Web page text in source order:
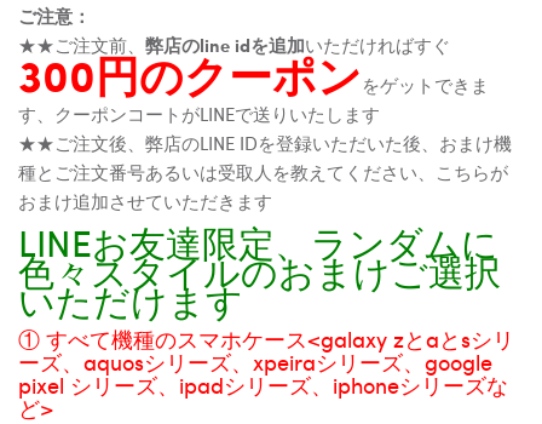
ご注意：
★★ご注文前、 弊店のline idを追加いただければすぐ
300円のクーポンをゲットできま
す、クーポンコートがLINEで送りいたします
★★ご注文後、弊店のLINE IDを登録いただいた後、おまけ機
種とご注文番号あるいは受取人を教えてください、こちらが
おまけ追加させていただきます
LINEお友達限定、ランダムに
色々スタイルのおまけご選択
いただけます
① すべて機種のスマホケース<galaxy zとaとsシリ
ーズ、aquosシリーズ、xpeiraシリーズ、google
pixel シリーズ、ipadシリーズ、iphoneシリーズな
ど>